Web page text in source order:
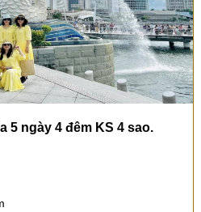
5 ngày 4 đêm KS 4 sao.